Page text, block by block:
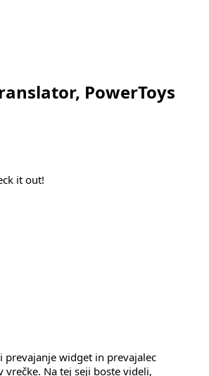
PowerToys
it out!
Launch"
prevajanje widget in prevajalec
vrečke. Na tej seji boste videli,